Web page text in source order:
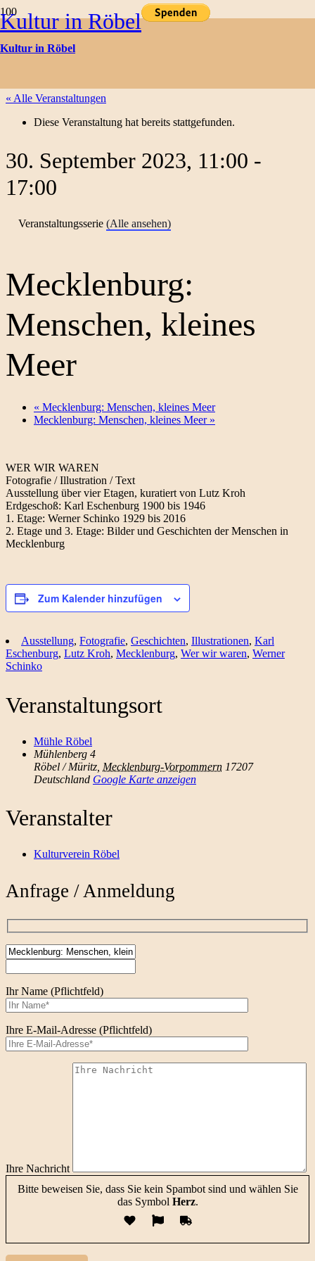
Kultur in Röbel
Kultur in Röbel
Kulturtermine
« Alle Veranstaltungen
Diese Veranstaltung hat bereits stattgefunden.
30. September 2023, 11:00 -
17:00
Veranstaltungsserie (Alle ansehen)
Mecklenburg:
Menschen, kleines
Meer
« Mecklenburg: Menschen, kleines Meer
Mecklenburg: Menschen, kleines Meer »
WER WIR WAREN
Fotografie / Illustration / Text
Ausstellung über vier Etagen, kuratiert von Lutz Kroh
Erdgeschoß: Karl Eschenburg 1900 bis 1946
1. Etage: Werner Schinko 1929 bis 2016
2. Etage und 3. Etage: Bilder und Geschichten der Menschen in
Mecklenburg
Zum Kalender hinzufügen
Ausstellung, Fotografie, Geschichten, Illustrationen, Karl
Eschenburg, Lutz Kroh, Mecklenburg, Wer wir waren, Werner
Schinko
Veranstaltungsort
Mühle Röbel
Mühlenberg 4
Röbel / Müritz Mecklenburg-Vorpommern 17207
Deutschland Google Karte anzeigen
Veranstalter
Kulturverein Röbel
Anfrage / Anmeldung
Ihr Name (Pflichtfeld)
Ihre E-Mail-Adresse (Pflichtfeld)
Ihre Nachricht
Bitte beweisen Sie, dass Sie kein Spambot sind und wählen Sie
das Symbol Herz.